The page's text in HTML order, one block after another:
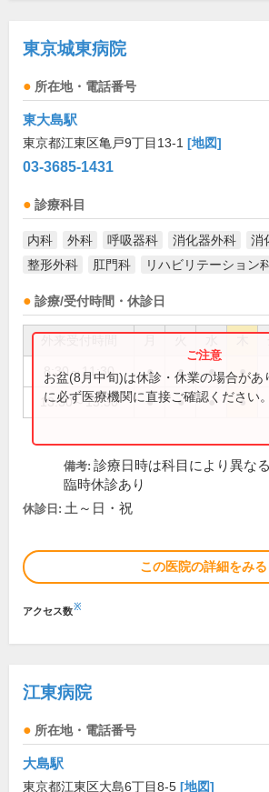
東京城東病院
所在地・電話番号
東大島駅
東京都江東区亀戸9丁目13-1 [地図]
03-3685-1431
診療科目
内科 外科 呼吸器科 消化器外科 消
整形外科
肛門科 リハビリテーション
診療/受付時間・休診日
8:30～11:30 ● ● ● ●
13:30～15:30 ● ● ● ●
お盆(8月中旬)は休診・休業の場合があ
に必ず医療機関に直接ご確認ください。
備考: 診療日時は科目により異なる
臨時休診あり
休診日: 土～日・祝
この医院の詳細をみる
アクセス数※
江東病院
所在地・電話番号
大島駅
東京都江東区大島6丁目8-5 [地図]